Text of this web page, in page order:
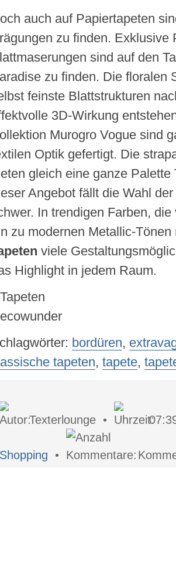
auch auf Papiertapeten
zu finden. Exklusive
sind auf den
zu finden. Die floralen
feinste Blattstrukturen
3D-Wirkung
Murogro Vogue sind
Optik gefertigt. Die
gleich eine ganze Palette
Angebot fällt die Wahl
In trendigen Farben,
zu modernen Metallic-
viele
Highlight in jedem Raum.
bordüren,
tapeten, tapete,
Texterlounge •
Shopping •